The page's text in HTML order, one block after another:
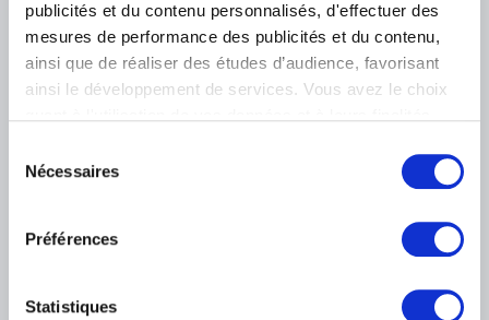
publicités et du contenu personnalisés, d'effectuer des
mesures de performance des publicités et du contenu,
ainsi que de réaliser des études d’audience, favorisant
ainsi le développement de services. Vous avez le choix
tout moment en consultant la Déclaration relative aux
cookies ou en cliquant sur l'icône de confidentialité.
Si vous le permettez, nous aimerions également :
géographique qui peuvent être précises à plusieurs
Nécessaires
Préférences
Statistiques
Institution
Éducation & médiation
Soutenir
Presse
Musée Old Masters Museum
11.10.2024)